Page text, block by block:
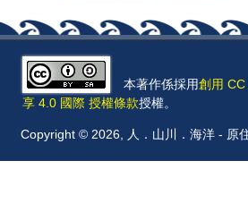
本著作係採用創用
享 4.0 國際 授權條款授權。
Copyright © 2026, 人．山川．海洋 - 原